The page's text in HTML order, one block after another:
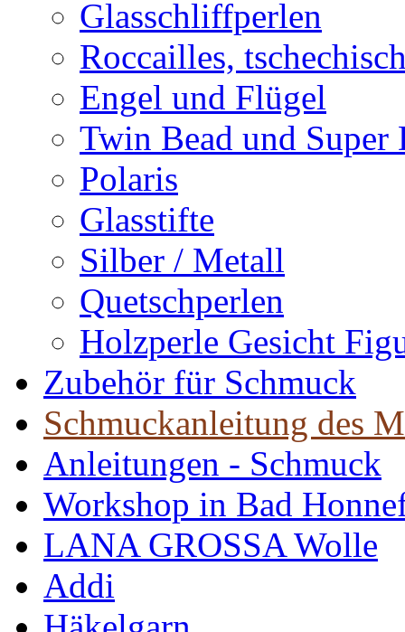
Glasschliffperlen
Roccailles,
Engel und Flügel
Twin Bead und Super
Polaris
Glasstifte
Silber / Metall
Quetschperlen
Holzperle Gesicht
Zubehör für Schmuck
Schmuckanleitung des
Anleitungen - Schmuck
Workshop in Bad
LANA GROSSA Wolle
Addi